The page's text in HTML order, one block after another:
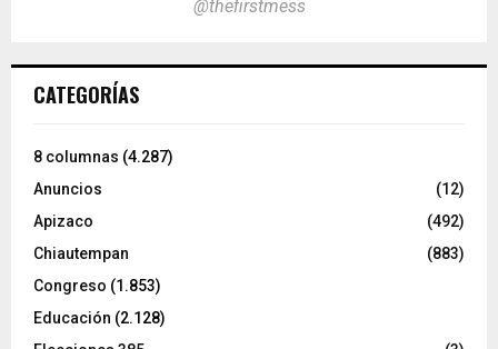
@thefirstmess
CATEGORÍAS
8 columnas (4.287)
Anuncios
(12)
Apizaco
(492)
Chiautempan
(883)
Congreso (1.853)
Educación (2.128)